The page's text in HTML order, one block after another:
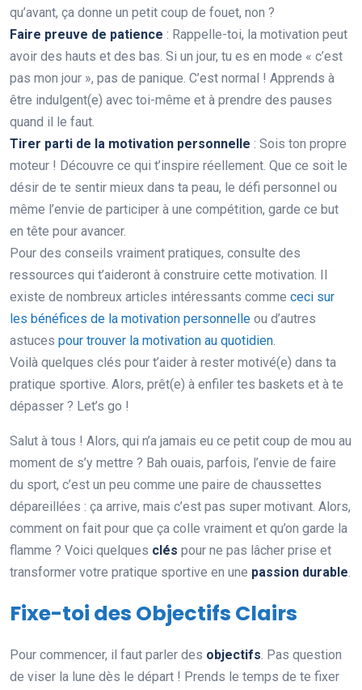
qu’avant, ça donne un petit coup de fouet, non ?
Faire preuve de patience : Rappelle-toi, la motivation peut
avoir des hauts et des bas. Si un jour, tu es en mode « c’est
pas mon jour », pas de panique. C’est normal ! Apprends à
être indulgent(e) avec toi-même et à prendre des pauses
quand il le faut.
Tirer parti de la motivation personnelle : Sois ton propre
moteur ! Découvre ce qui t’inspire réellement. Que ce soit le
désir de te sentir mieux dans ta peau, le défi personnel ou
même l’envie de participer à une compétition, garde ce but
en tête pour avancer.
Pour des conseils vraiment pratiques, consulte des
ressources qui t’aideront à construire cette motivation. Il
existe de nombreux articles intéressants comme ceci sur
les bénéfices de la motivation personnelle ou d’autres
astuces pour trouver la motivation au quotidien.
Voilà quelques clés pour t’aider à rester motivé(e) dans ta
pratique sportive. Alors, prêt(e) à enfiler tes baskets et à te
dépasser ? Let’s go !
Salut à tous ! Alors, qui n’a jamais eu ce petit coup de mou au
moment de s’y mettre ? Bah ouais, parfois, l’envie de faire
du sport, c’est un peu comme une paire de chaussettes
dépareillées : ça arrive, mais c’est pas super motivant. Alors,
comment on fait pour que ça colle vraiment et qu’on garde la
flamme ? Voici quelques clés pour ne pas lâcher prise et
transformer votre pratique sportive en une passion durable.
Fixe-toi des Objectifs Clairs
Pour commencer, il faut parler des objectifs. Pas question
de viser la lune dès le départ ! Prends le temps de te fixer